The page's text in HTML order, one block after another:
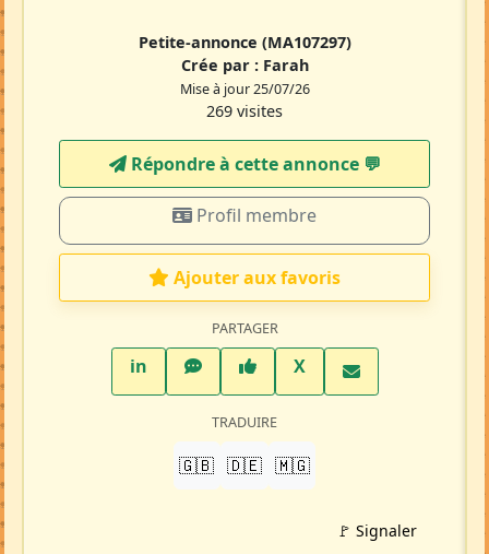
Petite-annonce (MA107297)
Crée par : Farah
Mise à jour 25/07/26
269 visites
Répondre à cette annonce 💬​
Profil membre
Ajouter aux favoris
PARTAGER
inLinkedInWhatsAppFacebook
XTwitter X
TRADUIRE
🇬🇧 🇩🇪 🇲🇬
🚩 Signaler